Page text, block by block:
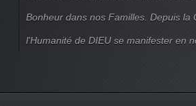
Bonheur dans nos Familles. Depuis la
l'Humanité de DIEU se manifester en